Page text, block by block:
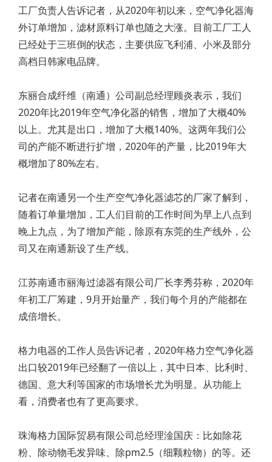
工厂负责人告诉记者，从2020年初以来，空气净化器海
外订单增加，滤材原料订单也随之大涨。目前工厂工人
已经处于三班倒的状态，主要供应飞利浦、小米及部分
高档日韩家电品牌。
东丽合成纤维（南通）公司副总经理顾炎表示，我们
2020年比2019年空气净化器的销售，增加了大概40%
以上。尤其是出口，增加了大概140%。这两年我们公
司的产能不断进行扩增，2020年的产量，比2019年大
概增加了80%左右。
记者在南通另一个生产空气净化器滤芯的厂家了解到，
随着订单量增加，工人们目前的工作时间为早上八点到
晚上九点，为了增加产能，除原有东莞的生产线外，公
司又在南通新设了生产线。
江苏南通市丽海过滤器有限公司厂长李秀芬称，2020年
年初工厂筹建，9月开始量产，我们每个月的产能都在
成倍增长。
格力电器的工作人员告诉记者，2020年格力空气净化器
出口较2019年已经翻了一倍以上，其中日本、比利时、
德国、意大利等国家的市场增长尤为明显。从功能上
看，消费者也有了更高要求。
珠海格力国际贸易有限公司总经理淦国庆：比如除花
粉、除动物毛发异味、除pm2.5（细颗粒物）的等。还